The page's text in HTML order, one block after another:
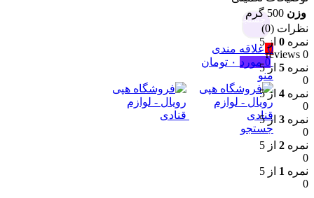
جستجو
0 علاقه مندی
0 مورد ۰ تومان
منو
جستجو
وزن 500 گرم
نظرات (0)
نمره 0 از 5
0 reviews
نمره 5 از 5
0
نمره 4 از 5
0
نمره 3 از 5
0
نمره 2 از 5
0
نمره 1 از 5
0